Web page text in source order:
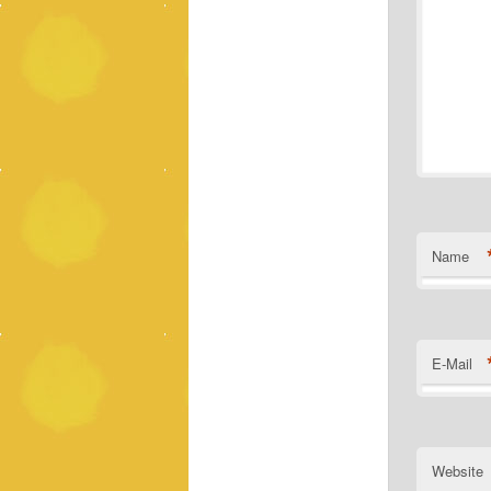
Name
E-Mail
Website